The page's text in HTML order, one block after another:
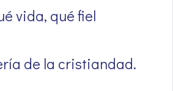
vida, qué fiel
de la cristiandad.